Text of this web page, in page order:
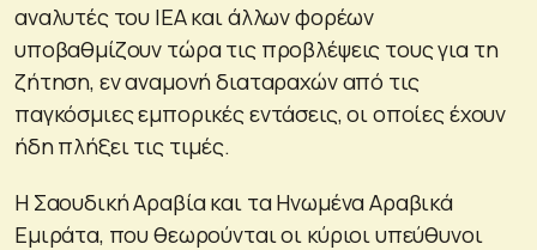
αναλυτές του ΙΕΑ και άλλων φορέων
υποβαθμίζουν τώρα τις προβλέψεις τους για τη
ζήτηση, εν αναμονή διαταραχών από τις
παγκόσμιες εμπορικές εντάσεις, οι οποίες έχουν
ήδη πλήξει τις τιμές.
Η Σαουδική Αραβία και τα Ηνωμένα Αραβικά
Εμιράτα, που θεωρούνται οι κύριοι υπεύθυνοι